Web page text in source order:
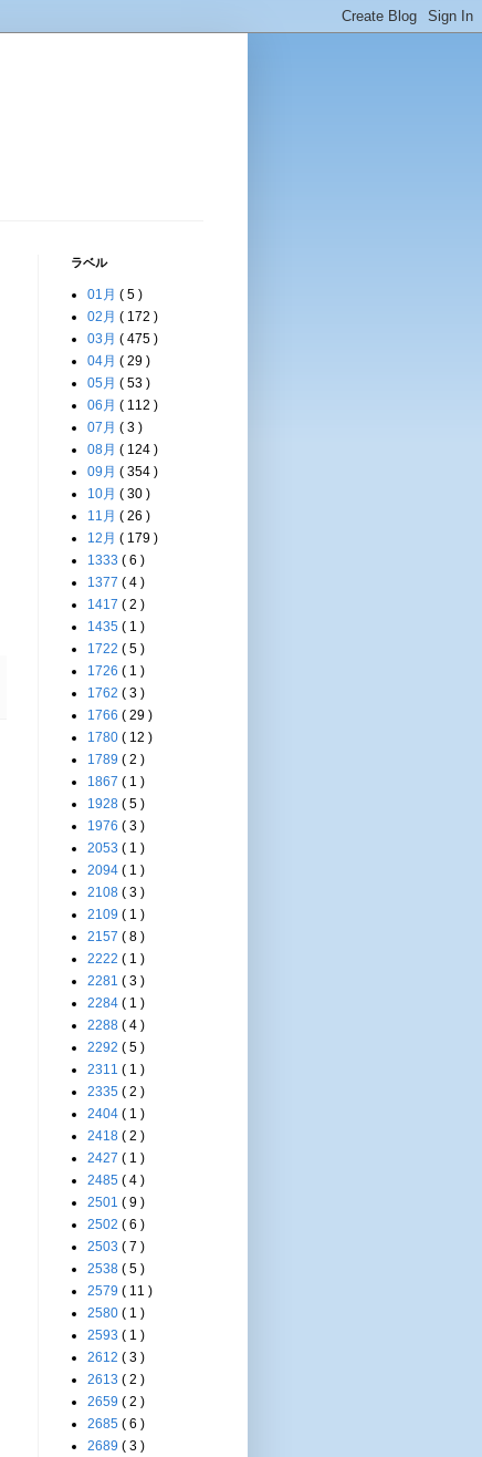
ラベル
01月 ( 5 )
02月 ( 172 )
03月 ( 475 )
04月 ( 29 )
05月 ( 53 )
06月 ( 112 )
07月 ( 3 )
08月 ( 124 )
09月 ( 354 )
10月 ( 30 )
11月 ( 26 )
12月 ( 179 )
1333 ( 6 )
1377 ( 4 )
1417 ( 2 )
1435 ( 1 )
1722 ( 5 )
1726 ( 1 )
1762 ( 3 )
1766 ( 29 )
1780 ( 12 )
1789 ( 2 )
1867 ( 1 )
1928 ( 5 )
1976 ( 3 )
2053 ( 1 )
2094 ( 1 )
2108 ( 3 )
2109 ( 1 )
2157 ( 8 )
2222 ( 1 )
2281 ( 3 )
2284 ( 1 )
2288 ( 4 )
2292 ( 5 )
2311 ( 1 )
2335 ( 2 )
2404 ( 1 )
2418 ( 2 )
2427 ( 1 )
2485 ( 4 )
2501 ( 9 )
2502 ( 6 )
2503 ( 7 )
2538 ( 5 )
2579 ( 11 )
2580 ( 1 )
2593 ( 1 )
2612 ( 3 )
2613 ( 2 )
2659 ( 2 )
2685 ( 6 )
2689 ( 3 )